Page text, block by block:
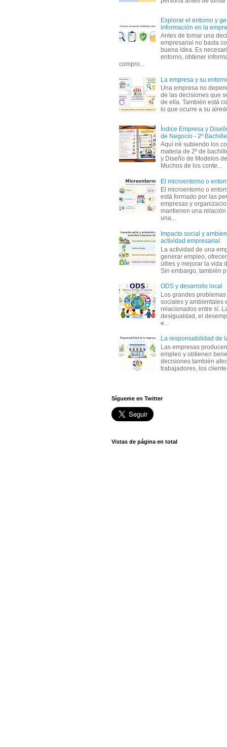
Explorar el entorno y
información en la
Antes de tomar una
empresarial no basta
buena idea. Es
entorno, obtener
compro...
La empresa y su
Una empresa no
de las decisiones que
de ella. También está
lo que ocurre a su
Índice Empresa y
de Negocio - 2º
Aquí iré subiendo los
materia de 2º de
y Diseño de Modelos
Muchos de los conte...
El microentorno o
El microentorno o
está formado por las
empresas y
mantienen una
una...
Impacto social y
actividad empresarial
La actividad de una
generar empleo,
útiles y mejorar la vida
Sin embargo, también
ODS y desarrollo local
Los grandes
sociales y ambientales
relacionados entre sí.
desigualdad, el
e...
La responsabilidad de
Las empresas
empleo y obtienen
decisiones también
trabajadores, los
Sígueme en Twitter
Vistas de página en total